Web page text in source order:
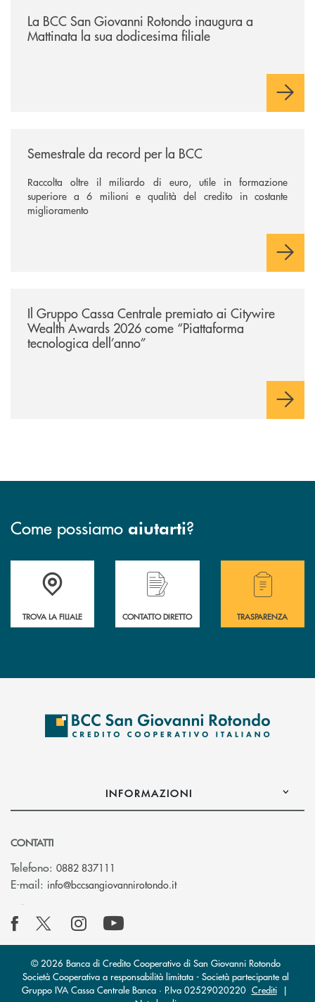
La BCC San Giovanni Rotondo inaugura a
Mattinata la sua dodicesima filiale
Semestrale da record per la BCC
Raccolta oltre il miliardo di euro, utile in formazione
superiore a 6 milioni e qualità del credito in costante
miglioramento
Il Gruppo Cassa Centrale premiato ai Citywire
Wealth Awards 2026 come “Piattaforma
tecnologica dell’anno”
Come possiamo aiutarti?
Accedi all' elenco completo delle filiali della BCC San Giovanni
TROVA LA FILIALE
Hai bisogno di assistenza immediata?
CONTATTO DIRETTO
Hai bisogno di
TRASPARENZA
INFORMAZIONI
CONTATTI
Telefono: 0882 837111
E-mail: info@bccsangiovannirotondo.it(si apre l’app di posta
© 2026 Banca di Credito Cooperativo di San Giovanni Rotondo
Società Cooperativa a responsabilità limitata - Società partecipante al
Gruppo IVA Cassa Centrale Banca · P.Iva 02529020220 Crediti|